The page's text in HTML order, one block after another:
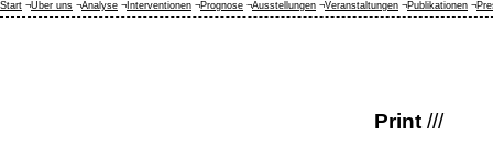
Print ///
Start ¬Über uns ¬Analyse ¬ Interventionen ¬Prognose ¬Ausstellungen ¬Veranstaltungen ¬Publikationen ¬